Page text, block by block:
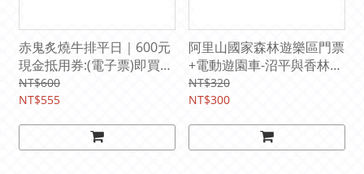
赤鬼炙燒牛排平日｜600元
現金抵用券:(電子票)即買即
用省運費
NT$600
NT$555
阿里山國家森林遊樂區門票
+電動遊園車-沼平與香林線
300元【國人限定】::(電子
票)即買即用Ⓕ
NT$320
NT$300